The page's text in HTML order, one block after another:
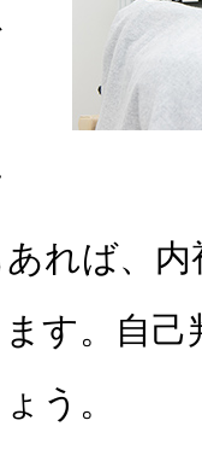
れば、
す。自
う。